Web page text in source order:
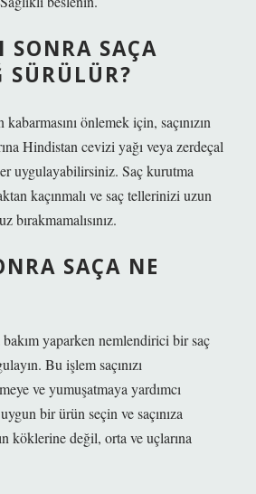
SONRA SAÇA
SÜRÜLÜR?
kabarmasını önlemek için, saçınızın
Hindistan cevizi yağı veya zerdeçal
uygulayabilirsiniz. Saç kurutma
kaçınmalı ve saç tellerinizi uzun
bırakmamalısınız.
SAÇA NE
bakım yaparken nemlendirici bir saç
Bu işlem saçınızı
ve yumuşatmaya yardımcı
bir ürün seçin ve saçınıza
köklerine değil, orta ve uçlarına